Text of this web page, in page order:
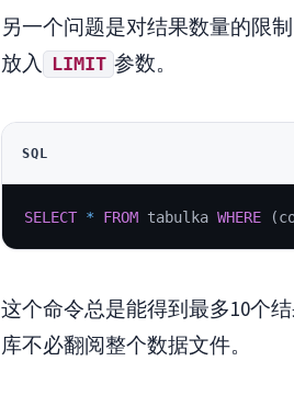
另一个问题是对结果数量的限
放入
LIMIT 参数。
SQL
SELECT * FROM tabulka WHERE (
这个命令总是能得到最多10个
库不必翻阅整个数据文件。